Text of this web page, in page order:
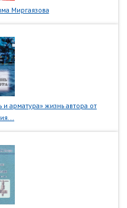
Миргаязова
арматура» жизнь автора от